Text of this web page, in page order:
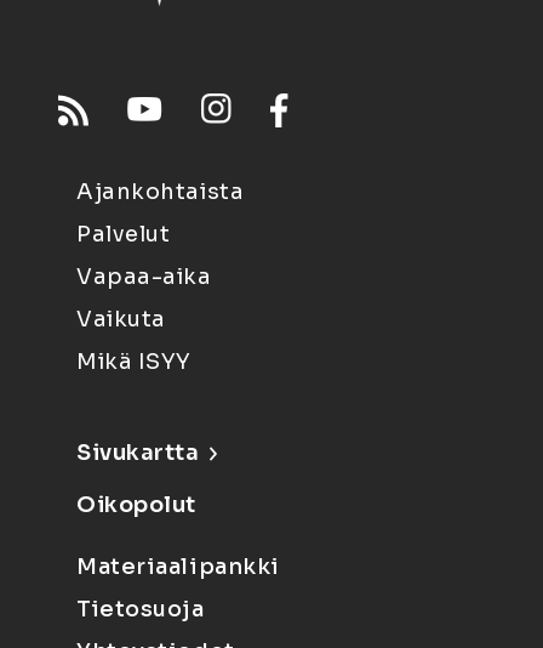
Ajankohtaista
Palvelut
Vapaa-aika
Vaikuta
Mikä ISYY
Sivukartta
Oikopolut
Materiaalipankki
Tietosuoja